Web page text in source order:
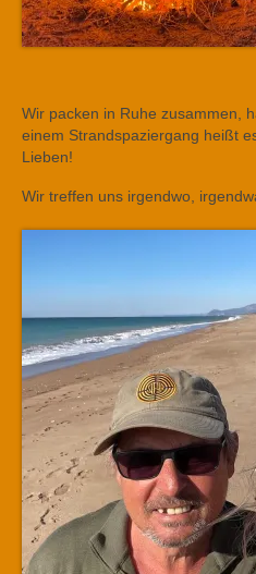
Wir packen in Ruhe zusammen,
einem Strandspaziergang heißt
Lieben!
Wir treffen uns irgendwo,